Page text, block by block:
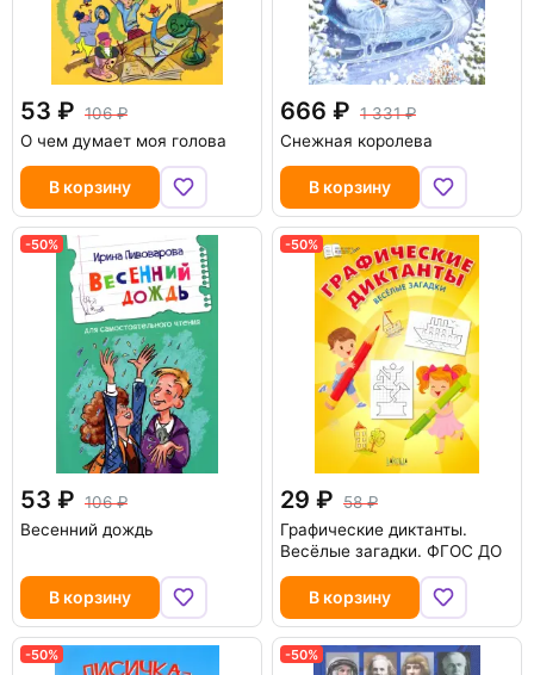
53
106
О чем думает моя голова
В корзину
666
1 331
Снежная королева
В корзину
-50%
53
106
Весенний дождь
В корзину
-50%
29
58
Графические диктанты.
Весёлые загадки. ФГОС ДО
В корзину
-50% -50%